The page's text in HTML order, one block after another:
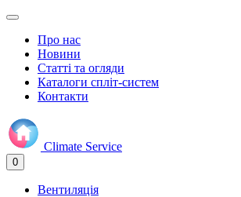
Про нас
Новини
Статті та огляди
Каталоги спліт-систем
Контакти
Climate Service
0
Вентиляція